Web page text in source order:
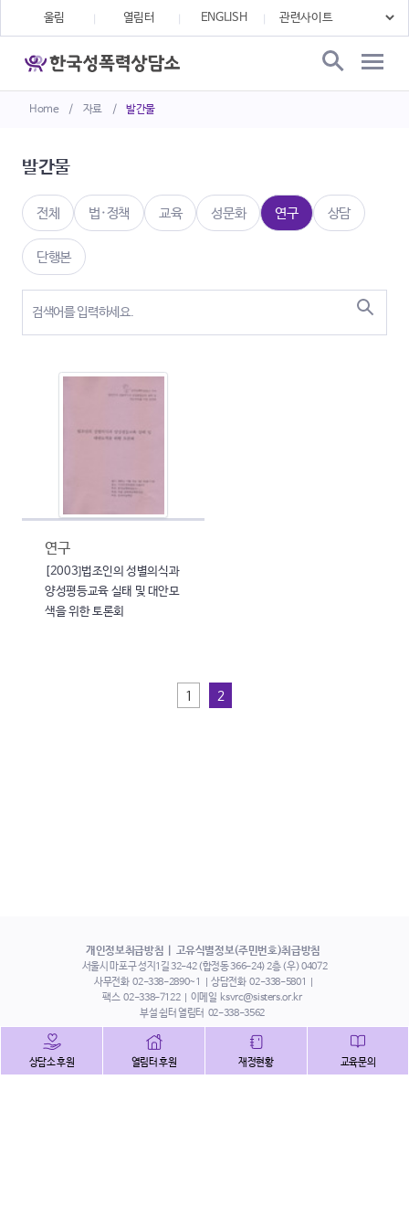
Home / 자료 / 발간물
울림 열림터 ENGLISH
발간물
전체 법·정책 교육 성문화 연구 상담
단행본
연구
[2003]법조인의 성별의식과
양성평등교육 실태 및 대안모
색을 위한 토론회
1 2
개인정보취급방침 고유식별정보(주민번호)취급방침
서울시 마포구 성지1길 32-42 (합정동 366-24) 2층 (우) 04072
사무전화 02-338-2890~1 상담전화 02-338-5801
팩스 02-338-7122 이메일 ksvrc@sisters.or.kr
부설 쉼터 열림터 02-338-3562
상담소 후원 열림터 후원 재정현황 교육문의